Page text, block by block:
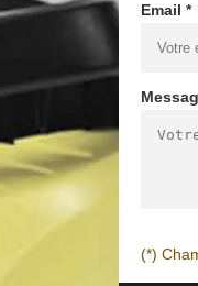
PEINTURE
DESSOUS DE TOIT
Email *
(*)